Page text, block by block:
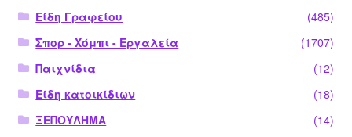
Είδη Γραφείου
(485)
Σπορ - Χόμπι - Εργαλεία
(1707)
Παιχνίδια
(12)
Είδη κατοικίδιων
(18)
ΞΕΠΟΥΛΗΜΑ
(14)